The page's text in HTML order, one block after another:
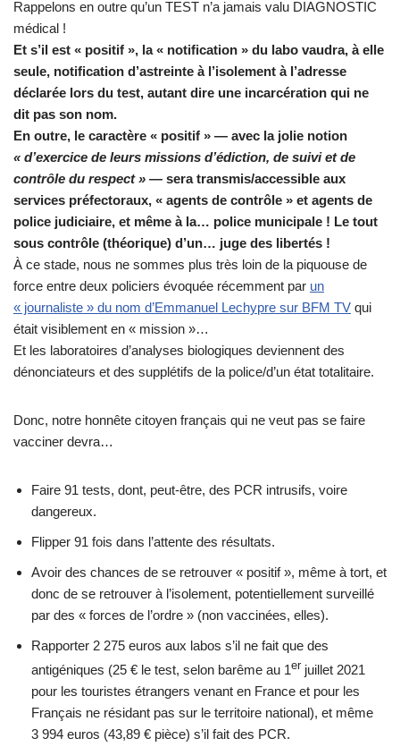
Rappelons en outre qu’un TEST n’a jamais valu DIAGNOSTIC
médical !
Et s’il est « positif », la « notification » du labo vaudra, à elle
seule, notification d’astreinte à l’isolement à l’adresse
déclarée lors du test, autant dire une incarcération qui ne
dit pas son nom.
En outre, le caractère « positif » — avec la jolie notion
« d’exercice de leurs missions d’édiction, de suivi et de
contrôle du respect » — sera transmis/accessible aux
services préfectoraux, « agents de contrôle » et agents de
police judiciaire, et même à la… police municipale ! Le tout
sous contrôle (théorique) d’un… juge des libertés !
À ce stade, nous ne sommes plus très loin de la piquouse de
force entre deux policiers évoquée récemment par un
« journaliste » du nom d’Emmanuel Lechypre sur BFM TV qui
était visiblement en « mission »…
Et les laboratoires d’analyses biologiques deviennent des
dénonciateurs et des supplétifs de la police/d’un état totalitaire.
Donc, notre honnête citoyen français qui ne veut pas se faire
vacciner devra…
Faire 91 tests, dont, peut-être, des PCR intrusifs, voire
dangereux.
Flipper 91 fois dans l’attente des résultats.
Avoir des chances de se retrouver « positif », même à tort, et
donc de se retrouver à l’isolement, potentiellement surveillé
par des « forces de l’ordre » (non vaccinées, elles).
Rapporter 2 275 euros aux labos s’il ne fait que des
antigéniques (25 € le test, selon barême au 1er juillet 2021
pour les touristes étrangers venant en France et pour les
Français ne résidant pas sur le territoire national), et même
3 994 euros (43,89 € pièce) s’il fait des PCR.